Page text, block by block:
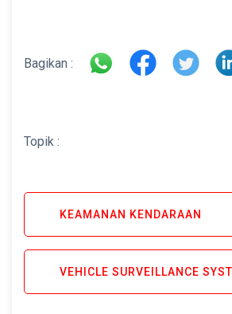
Bagikan :
Topik :
KEAMANAN KENDARAAN
VEHICLE SURVEILLANCE